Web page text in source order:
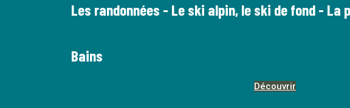
Les randonnées - Le ski alpin, le ski de fond - La
Bains
Découvrir